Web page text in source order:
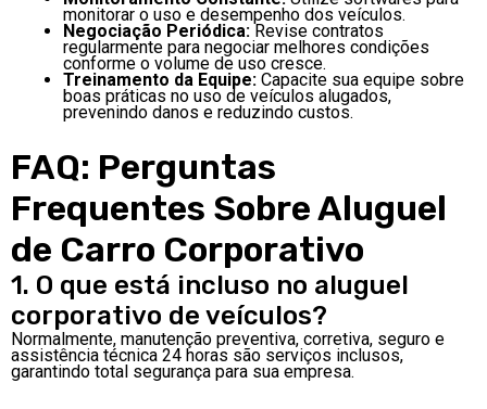
monitorar o uso e desempenho dos veículos.
Negociação Periódica: Revise contratos
regularmente para negociar melhores condições
conforme o volume de uso cresce.
Treinamento da Equipe: Capacite sua equipe sobre
boas práticas no uso de veículos alugados,
prevenindo danos e reduzindo custos.
FAQ: Perguntas
Frequentes Sobre Aluguel
de Carro Corporativo
1. O que está incluso no aluguel
corporativo de veículos?
Normalmente, manutenção preventiva, corretiva, seguro e
assistência técnica 24 horas são serviços inclusos,
garantindo total segurança para sua empresa.